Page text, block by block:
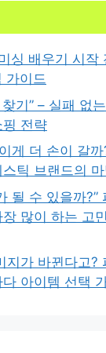
싱 배우기 시작
가이드
기” – 실패 없
전략
게 더 손이 갈까
틱 브랜드의 마
될 수 있을까?”
많이 하는 고
지가 바뀐다고?
아이템 선택